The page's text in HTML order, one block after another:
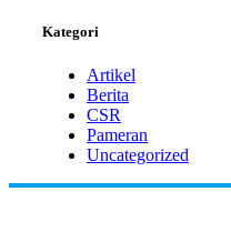
Kategori
Artikel
Berita
CSR
Pameran
Uncategorized